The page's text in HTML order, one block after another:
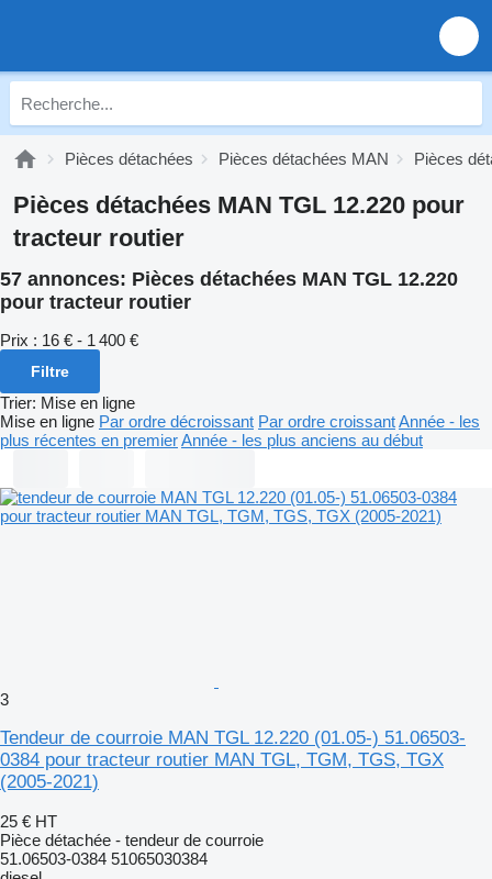
Pièces détachées Pièces détachées MAN Pièces
Pièces détachées MAN TGL 12.220 pour
tracteur routier
57 annonces: Pièces détachées MAN TGL 12.220
pour tracteur routier
Prix : 16 € - 1 400 €
Filtre
Trier: Mise en ligne
Mise en ligne Par ordre décroissant Par ordre croissantAnnée - les
plus récentes en premierAnnée - les plus anciens au début
3
Tendeur de courroie MAN TGL 12.220 (01.05-) 51.06503-
0384 pour tracteur routier MAN TGL, TGM, TGS, TGX
(2005-2021)
25 € HT
Pièce détachée - tendeur de courroie
51.06503-0384 51065030384